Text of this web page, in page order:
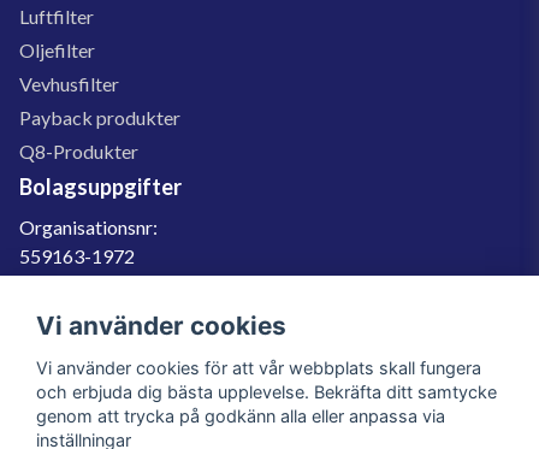
Luftfilter
Oljefilter
Vevhusfilter
Payback produkter
Q8-Produkter
Bolagsuppgifter
Organisationsnr:
559163-1972
SE559163197201
060-566 800
info@filter.se
Vi använder cookies
Vi använder cookies för att vår webbplats skall fungera
och erbjuda dig bästa upplevelse. Bekräfta ditt samtycke
genom att trycka på godkänn alla eller anpassa via
inställningar